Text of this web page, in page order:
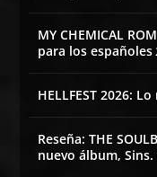
MY CHEMICAL
para los españoles
HELLFEST 2026:
Reseña: THE
nuevo álbum, Sins.